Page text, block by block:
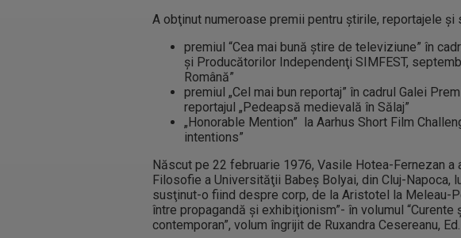
A obţinut numeroase premii pentru ştirile, reportajele şi
premiul “Cea mai bună ştire de televiziune” în
şi Producătorilor Independenţi SIMFEST,
Română”
premiul „Cel mai bun reportaj” în cadrul Galei
reportajul „Pedeapsă medievală în Sălaj”
„Honorable Mention” la Aarhus Short Film
intentions”
Născut pe 22 februarie 1976, Vasile Hotea-Fernezan
Filosofie a Universităţii Babeş Bolyai, din Cluj-Napoca,
susţinut-o fiind despre corp, de la Aristotel la Meleau-
între propagandă şi exhibiţionism”- în volumul “Curente
contemporan”, volum îngrijit de Ruxandra Cesereanu,